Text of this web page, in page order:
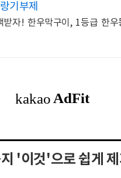
기부제
받자! 한우막구이, 1등급 한우
'이것'으로 쉽게